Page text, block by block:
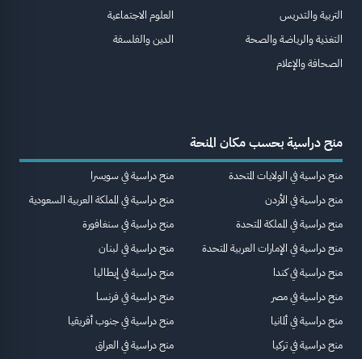
التربية والتدريس
التغذية والرياضة والصحة
الصحافة والإعلام
العلوم الاجتماعية
الدين والفلسفة
منح دراسية بحسب مكان المنحة
منح دراسية في الولايات المتحدة
منح دراسية في الأردن
منح دراسية في المملكة المتحدة
منح دراسية في الإمارات العربية المتحدة
منح دراسية في كندا
منح دراسية في مصر
منح دراسية في ألمانيا
منح دراسية في تركيا
منح دراسية في سويسرا
منح دراسية في المملكة العربية السعودية
منح دراسية في سنغافورة
منح دراسية في لبنان
منح دراسية في إيطاليا
منح دراسية في فرنسا
منح دراسية في جنوب أفريقيا
منح دراسية في العراق